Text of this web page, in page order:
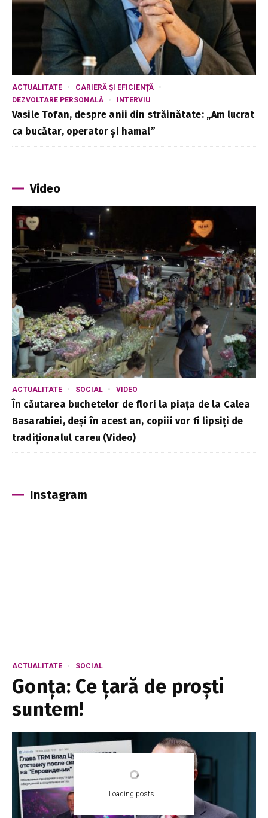
Loading posts...
ACTUALITATE
CARIERĂ ȘI EFICIENȚĂ
DEZVOLTARE PERSONALĂ
INTERVIU
Vasile Tofan, despre anii din străinătate: „Am lucrat
ca bucătar, operator și hamal”
Video
ACTUALITATE SOCIAL VIDEO
În căutarea buchetelor de flori la piața de la Calea
Basarabiei, deși în acest an, copiii vor fi lipsiți de
tradiționalul careu (Video)
Instagram
ACTUALITATE SOCIAL
Gonța: Ce țară de proști
suntem!